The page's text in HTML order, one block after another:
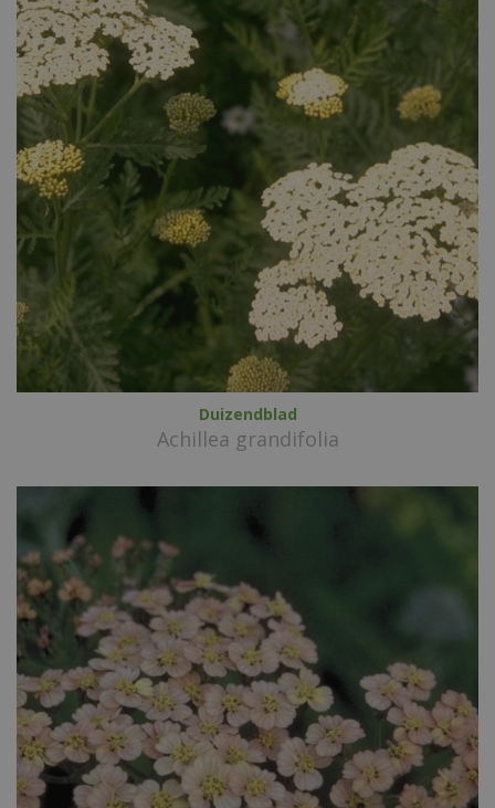
Duizendblad
Achillea grandifolia